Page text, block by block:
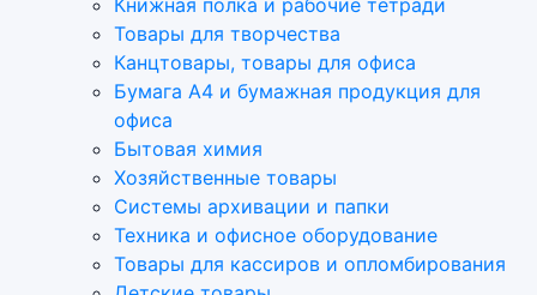
Книжная полка и рабочие тетради
Товары для творчества
Канцтовары, товары для офиса
Бумага А4 и бумажная продукция для
офиса
Бытовая химия
Хозяйственные товары
Системы архивации и папки
Техника и офисное оборудование
Товары для кассиров и опломбирования